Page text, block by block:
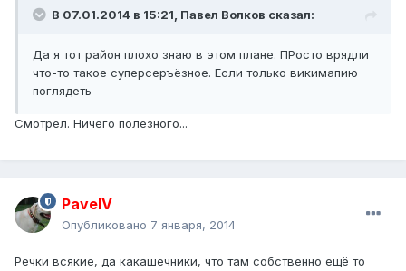
В 07.01.2014 в 15:21, Павел Волков сказал:
Да я тот район плохо знаю в этом плане. ПРосто врядли
что-то такое суперсеръёзное. Если только викимапию
поглядеть
Смотрел. Ничего полезного...
PavelV
Опубликовано 7 января, 2014
Речки всякие, да какашечники, что там собственно ещё то